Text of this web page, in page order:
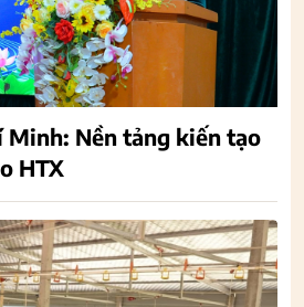
Minh: Nền tảng kiến tạo
HTX